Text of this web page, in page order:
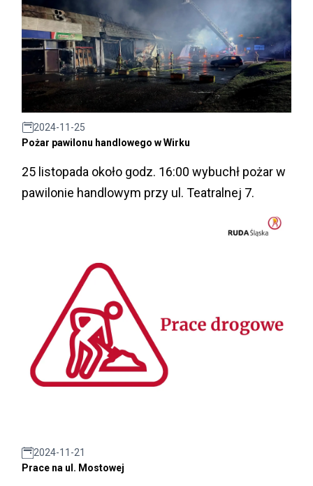
2024-11-25
Pożar pawilonu handlowego w Wirku
25 listopada około godz. 16:00 wybuchł pożar w
pawilonie handlowym przy ul. Teatralnej 7.
2024-11-21
Prace na ul. Mostowej